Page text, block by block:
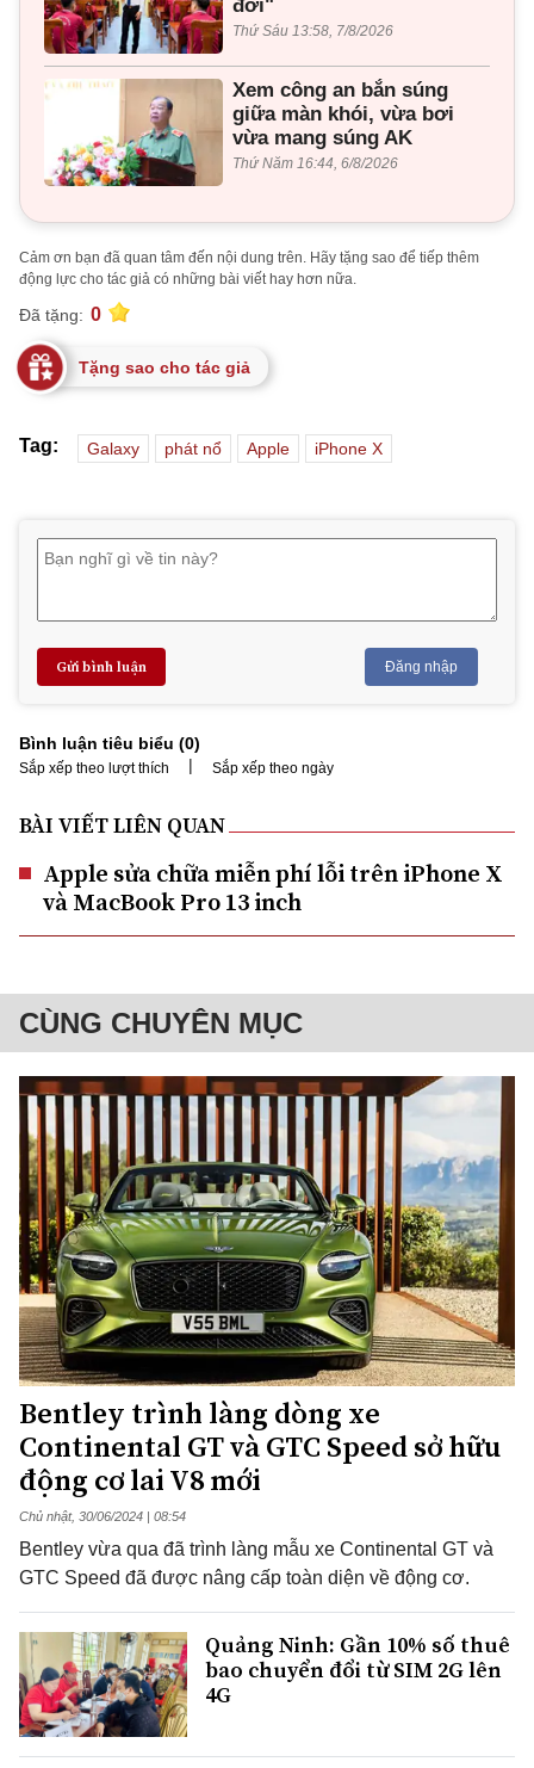
đời"
Thứ Sáu 13:58, 7/8/2026
Xem công an bắn súng
giữa màn khói, vừa bơi
vừa mang súng AK
Thứ Năm 16:44, 6/8/2026
Cảm ơn bạn đã quan tâm đến nội dung trên. Hãy tặng sao để tiếp thêm
động lực cho tác giả có những bài viết hay hơn nữa.
Đã tặng: 0
Tặng sao cho tác giả
Tag: Galaxy phát nổ Apple iPhone X
Gửi bình luận Đăng nhập
Bình luận tiêu biểu (0)
Sắp xếp theo lượt thích | Sắp xếp theo ngày
BÀI VIẾT LIÊN QUAN
Apple sửa chữa miễn phí lỗi trên iPhone X
và MacBook Pro 13 inch
CÙNG CHUYÊN MỤC
Bentley trình làng dòng xe
Continental GT và GTC Speed sở hữu
động cơ lai V8 mới
Chủ nhật, 30/06/2024 | 08:54
Bentley vừa qua đã trình làng mẫu xe Continental GT và
GTC Speed ​​​​đã được nâng cấp toàn diện về động cơ.
Quảng Ninh: Gần 10% số thuê
bao chuyển đổi từ SIM 2G lên
4G